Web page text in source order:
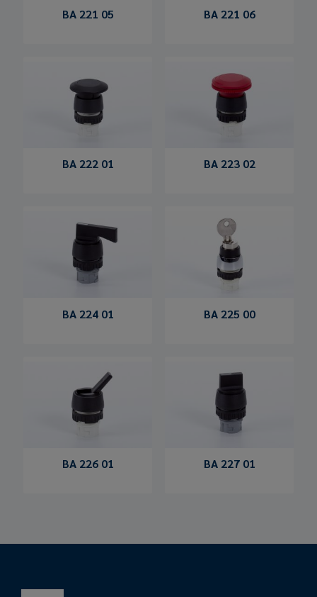
BA 221 05 BA 221 06
BA 222 01 BA 223 02
BA 224 01 BA 225 00
BA 226 01 BA 227 01